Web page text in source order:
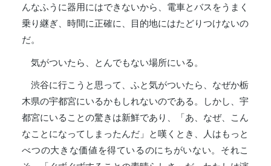
んなふうに器用にはできないから、電車とバスをうまく
乗り継ぎ、時間に正確に、目的地にはたどりつけないの
だ。
気がついたら、とんでもない場所にいる。
渋谷に行こうと思って、ふと気がついたら、なぜか栃
木県の宇都宮にいるかもしれないのである。しかし、宇
都宮にいることの驚きは新鮮であり、「あ、なぜ、こん
なことになってしまったんだ」と嘆くとき、人はもっと
べつの大きな価値を得ているのにちがいない。それこ